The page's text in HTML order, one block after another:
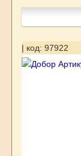
| код: 97922